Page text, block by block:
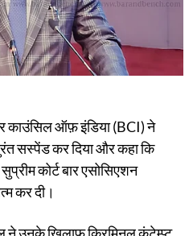
काउंसिल ऑफ़ इंडिया (BCI) ने
सस्पेंड कर दिया और कहा कि
सुप्रीम कोर्ट बार एसोसिएशन
कर दी।